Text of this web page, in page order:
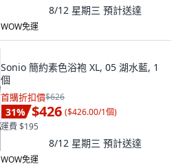
8/12 星期三 預計送達
WOW免運
Sonio 簡約素色浴袍 XL, 05 湖水藍, 1
個
首購折扣價$626
31% $426 ($426.00/1個)
運費 $195
8/12 星期三 預計送達
WOW免運